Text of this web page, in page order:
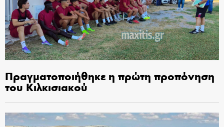
Πραγματοποιήθηκε η πρώτη προπόνηση
του Κιλκισιακού